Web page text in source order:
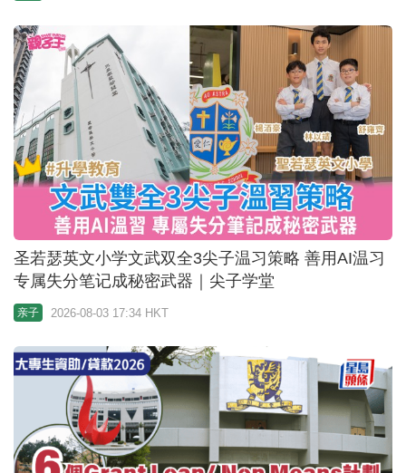
圣若瑟英文小学文武双全3尖子温习策略 善用AI温习
专属失分笔记成秘密武器｜尖子学堂
亲子 2026-08-03 17:34 HKT